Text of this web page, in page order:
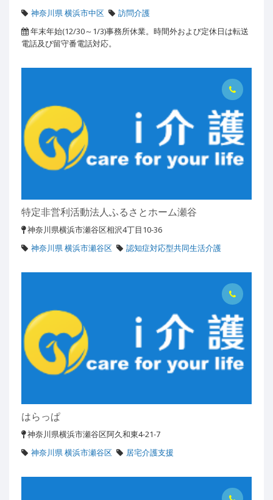
神奈川県 横浜市中区
訪問介護
年末年始(12/30～1/3)事務所休業。時間外および定休日は転送
電話及び留守番電話対応。
特定非営利活動法人ふるさとホーム瀬谷
神奈川県横浜市瀬谷区相沢4丁目10-36
神奈川県 横浜市瀬谷区
認知症対応型共同生活介護
はらっぱ
神奈川県横浜市瀬谷区阿久和東4-21-7
神奈川県 横浜市瀬谷区
居宅介護支援